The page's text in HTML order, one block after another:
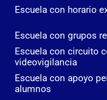
Escuela con horario
Escuela con grupos
Escuela con circuito
videovigilancia
Escuela con apoyo
alumnos